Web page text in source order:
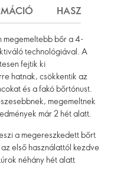
HASZNÁLAT
megemeltebb bőr a 4-
technológiával. A
fejtik ki
hatnak, csökkentik az
és a fakó bőrtónust.
megemeltnek
már 2 hét alatt.
a megereszkedett bőrt
első használattól kezdve
néhány hét alatt